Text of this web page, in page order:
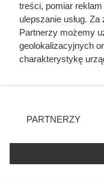
Bierz po
Biedronka
Klienci biora po 4
aż 60% taniej! Do
obniżek!
treści, pomiar
ulepszanie usług.
Partnerzy możemy
geolokalizacyjnych
charakterystykę
zmienić/wycofać
znajdujący się w
rodzaje
użytkownika, ale
przetwarzaniu.
PARTNERZY